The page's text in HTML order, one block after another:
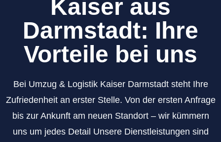
Kaiser aus
Darmstadt: Ihre
Vorteile bei uns
Bei Umzug & Logistik Kaiser Darmstadt steht Ihre
Zufriedenheit an erster Stelle. Von der ersten Anfrage
bis zur Ankunft am neuen Standort – wir kümmern
uns um jedes Detail Unsere Dienstleistungen sind